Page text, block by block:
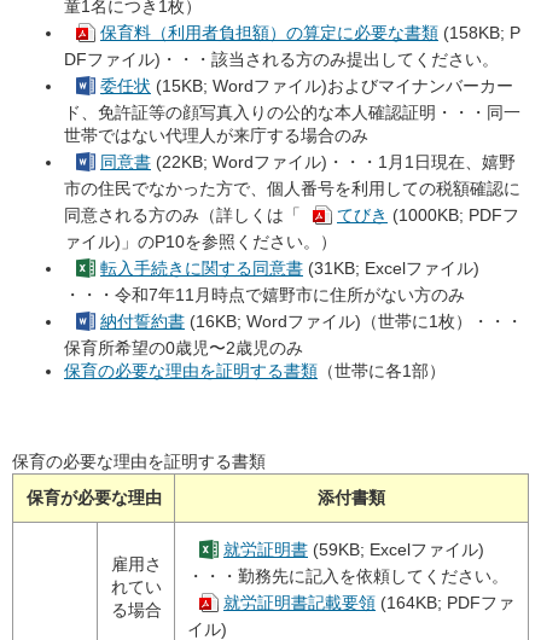
童1名につき1枚）
保育料（利用者負担額）の算定に必要な書類 (158KB; P
DFファイル)・・・該当される方のみ提出してください。
委任状 (15KB; Wordファイル)およびマイナンバーカー
ド、免許証等の顔写真入りの公的な本人確認証明・・・同一
世帯ではない代理人が来庁する場合のみ
同意書 (22KB; Wordファイル)・・・1月1日現在、嬉野
市の住民でなかった方で、個人番号を利用しての税額確認に
同意される方のみ（詳しくは「
てびき (1000KB; PDFフ
ァイル)」のP10を参照ください。）
転入手続きに関する同意書 (31KB; Excelファイル)
・・・令和7年11月時点で嬉野市に住所がない方のみ
納付誓約書 (16KB; Wordファイル)（世帯に1枚）・・・
保育所希望の0歳児〜2歳児のみ
保育の必要な理由を証明する書類 （世帯に各1部）
保育が必要な理由 添付書類
雇用さ
れてい
る場合
就労証明書 (59KB; Excelファイル)
・・・勤務先に記入を依頼してください。
就労証明書記載要領 (164KB; PDFファ
イル)
保育の必要な理由を証明する書類